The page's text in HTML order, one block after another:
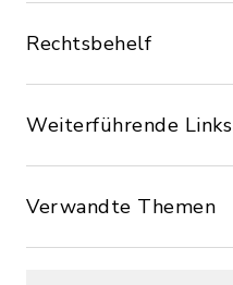
Rechtsbehelf
Weiterführende Links
Verwandte Themen